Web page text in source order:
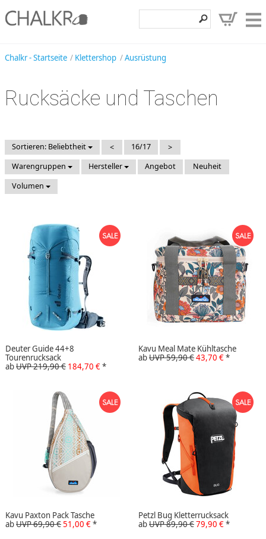
Entdecken
Kundenbereich
Chalkr - Startseite Klettershop Ausrüstung
Rucksäcke und Taschen
Sortieren: Beliebtheit < 16/17
>
Warengruppen
Hersteller Angebot
Neuheit
Volumen
Deuter Guide 44+8
Tourenrucksack
abUVP 219,90 € 184,70 €*
Kavu Meal Mate Kühltasche
abUVP 59,90 €43,70 €*
Kavu Paxton Pack Tasche
abUVP 69,90 €51,00 €*
Petzl Bug Kletterrucksack
abUVP 89,90 €79,90 €*